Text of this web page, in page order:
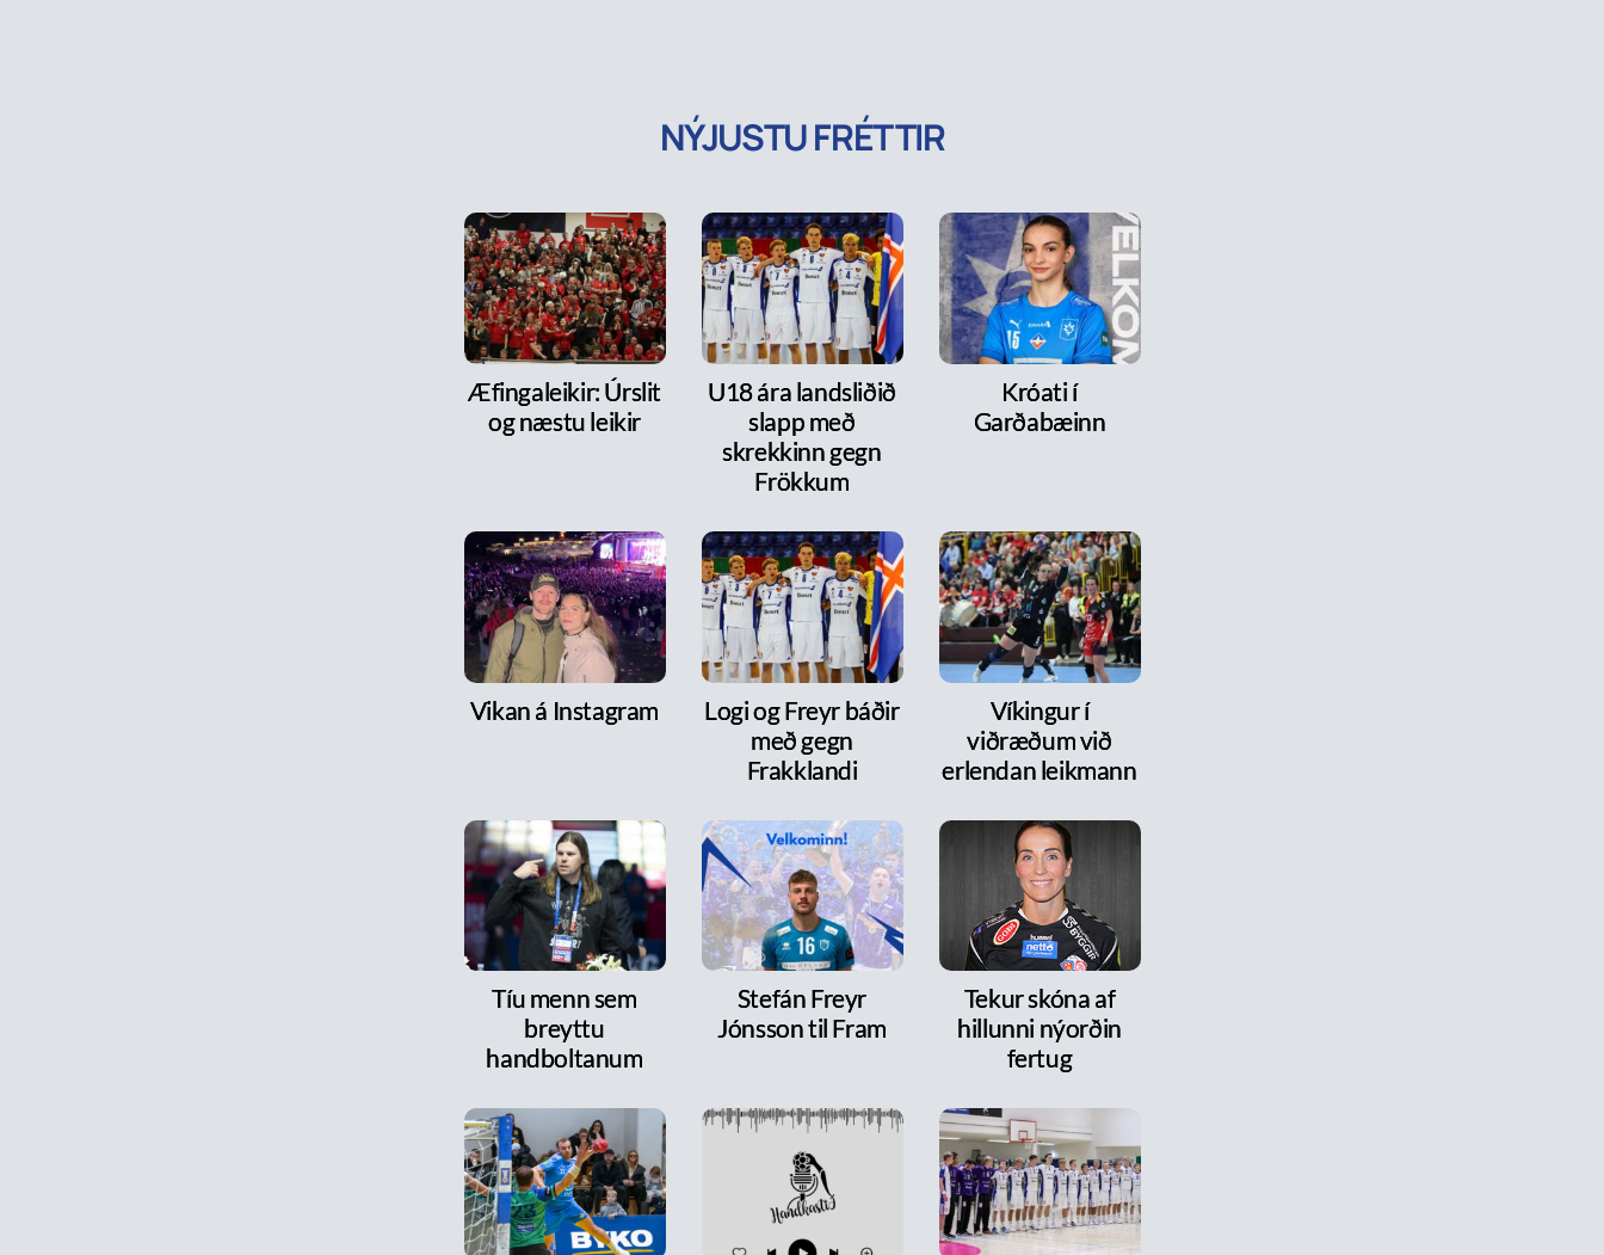
NÝJUSTU FRÉTTIR
Æfingaleikir: Úrslit
og næstu leikir
U18 ára landsliðið
slapp með
skrekkinn gegn
Frökkum
Króati í
Garðabæinn
Vikan á Instagram
Logi og Freyr báðir
með gegn
Frakklandi
Víkingur í
viðræðum við
erlendan leikmann
Tíu menn sem
breyttu
handboltanum
Stefán Freyr
Jónsson til Fram
Tekur skóna af
hillunni nýorðin
fertug